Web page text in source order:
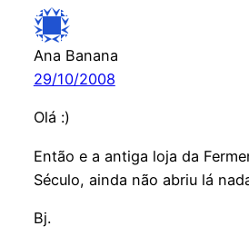
Ana Banana
29/10/2008
Olá :)
Então e a antiga loja da
Século, ainda não abriu lá
Bj.